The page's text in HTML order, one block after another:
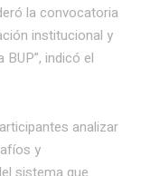
la convocatoria
institucional y
indicó el
analizar
y